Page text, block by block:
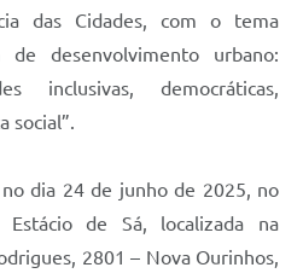
das Cidades, com o tema
de desenvolvimento urbano:
inclusivas, democráticas,
social”.
dia 24 de junho de 2025, no
Estácio de Sá, localizada na
2801 – Nova Ourinhos,